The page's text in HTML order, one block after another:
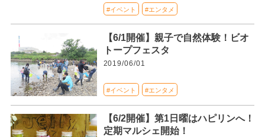
#イベント #エンタメ
【6/1開催】親子で自然体験！ビオ
トープフェスタ
2019/06/01
#イベント #エンタメ
【6/2開催】第1日曜はハピリンへ！
定期マルシェ開始！